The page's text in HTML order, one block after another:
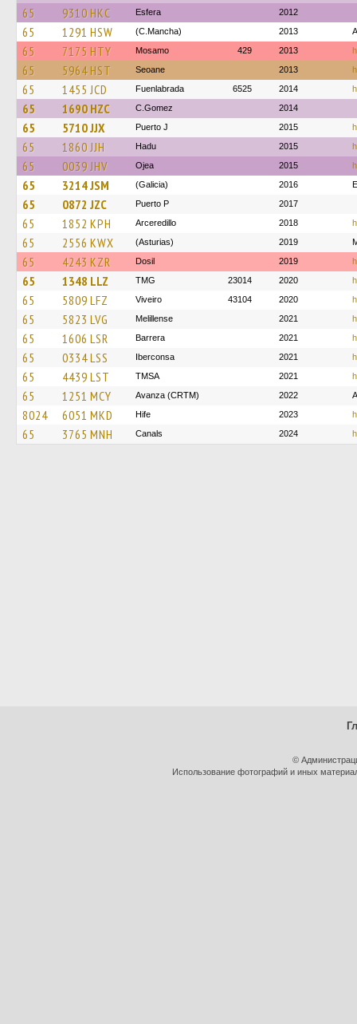
65
9310 HKC Esfera 2012
65 1291 HSW (C.Mancha) 2013
65 7175 HTY Mosamo 429 2013
65 5964 HST Seoane 2013
65 1455 JCD Fuenlabrada 6525 2014
65 1690 HZC C.Gomez 2014
65 5710 JJX Puerto J 2015
65 1860 JJH Hadu 2015
65 0039 JHV Ojea 2015
65 3214 JSM (Galicia) 2016
65 0872 JZC Puerto P 2017
65 1852 KPH Arceredillo 2018
65 2556 KWX (Asturias) 2019
65 4243 KZR Dosil 2019
65 1348 LLZ TMG 23014 2020
65 5809 LFZ Viveiro 43104 2020
65 5823 LVG Melillense 2021
65 1606 LSR Barrera 2021
65 0334 LSS Iberconsa 2021
65 4439 LST TMSA 2021
65 1251 MCY Avanza (CRTM) 2022
8024 6051 MKD Hife 2023
65 3765 MNH Canals 2024
©
Использование фотографий и иных